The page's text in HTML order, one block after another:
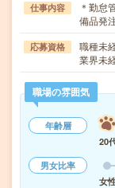
仕事内容
＊勤怠
備品発
応募資格
職種未
業界未
職場の雰囲気
年齢層
20
男女比率
女